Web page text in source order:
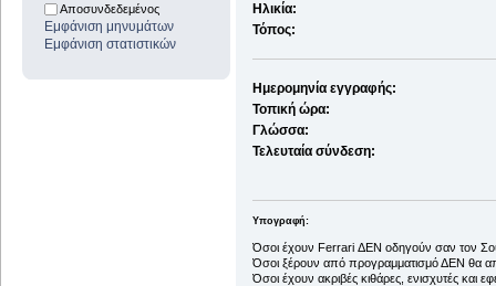
Αποσυνδεδεμένος
Εμφάνιση μηνυμάτων
Εμφάνιση στατιστικών
Ηλικία:
Τόπος:
Ημερομηνία εγγραφής:
Τοπική ώρα:
Γλώσσα:
Τελευταία σύνδεση:
Υπογραφή:
Όσοι έχουν Ferrari ΔΕΝ οδηγούν σαν τον
Όσοι ξέρουν από προγραμματισμό ΔΕΝ θα
Όσοι έχουν ακριβές κιθάρες, ενισχυτές και